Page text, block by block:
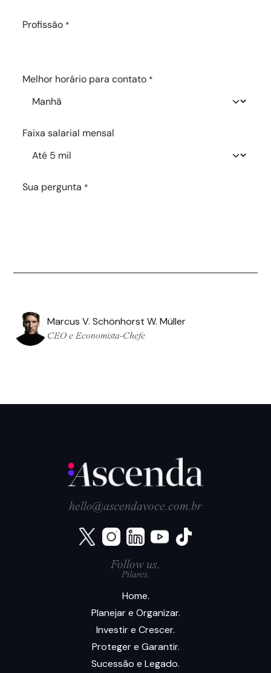
Marcus V. Schönhorst W. Müller
CEO e Economista-Chefe
hello@ascendavoce.com.br
Follow us.
Pilares.
Home.
Planejar e Organizar.
Investir e Crescer.
Proteger e Garantir.
Sucessão e Legado.